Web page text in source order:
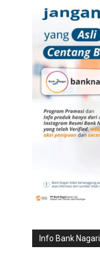
Info Bank Nagari